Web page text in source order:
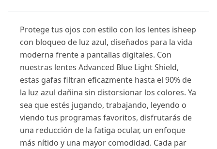
Protege tus ojos con estilo con los lentes isheep
con bloqueo de luz azul, diseñados para la vida
moderna frente a pantallas digitales. Con
nuestras lentes Advanced Blue Light Shield,
estas gafas filtran eficazmente hasta el 90% de
la luz azul dañina sin distorsionar los colores. Ya
sea que estés jugando, trabajando, leyendo o
viendo tus programas favoritos, disfrutarás de
una reducción de la fatiga ocular, un enfoque
más nítido y una mayor comodidad. Cada par